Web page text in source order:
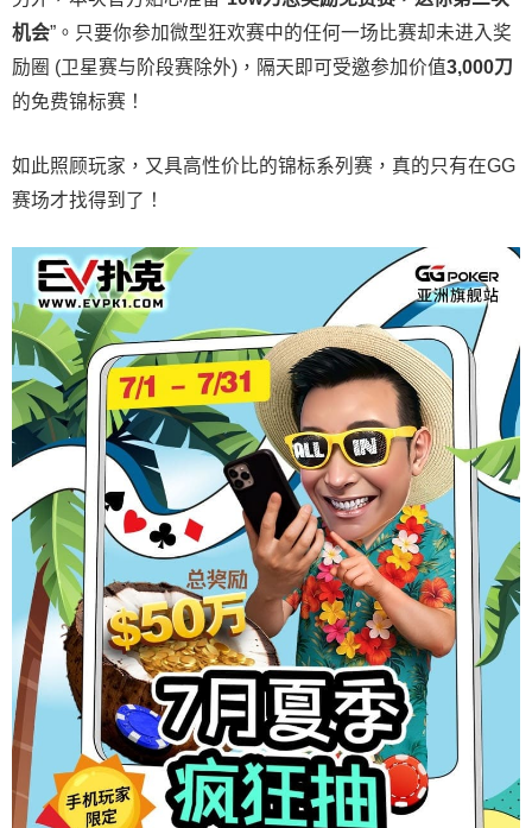
机会”。只要你参加微型狂欢赛中的任何一场比赛却未进入奖
励圈 (卫星赛与阶段赛除外)，隔天即可受邀参加价值3,000刀
的免费锦标赛！
如此照顾玩家，又具高性价比的锦标系列赛，真的只有在GG
赛场才找得到了！